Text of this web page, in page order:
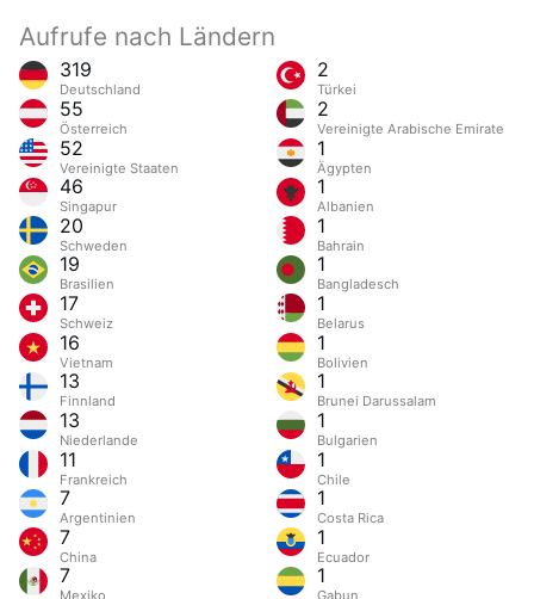
Aufrufe nach Ländern
319
Deutschland
55
Österreich
52
Vereinigte Staaten
46
Singapur
20
Schweden
19
Brasilien
17
Schweiz
16
Vietnam
13
Finnland
13
Niederlande
11
Frankreich
7
Argentinien
7
China
7
2
Türkei
2
Vereinigte Arabische Emirate
1
Ägypten
1
Albanien
1
Bahrain
1
Bangladesch
1
Belarus
1
Bolivien
1
Brunei Darussalam
1
Bulgarien
1
Chile
1
Costa Rica
1
Ecuador
1